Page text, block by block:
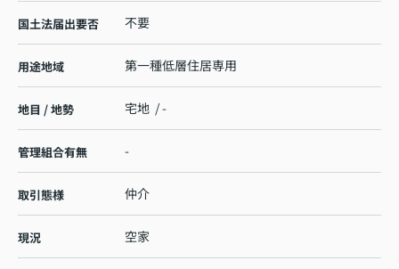
国土法届出要否 不要
用途地域 第一種低層住居専用
地目 / 地勢 宅地 / -
管理組合有無 -
取引態様 仲介
現況 空家